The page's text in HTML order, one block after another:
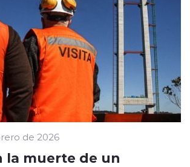
de 2026
la muerte de un